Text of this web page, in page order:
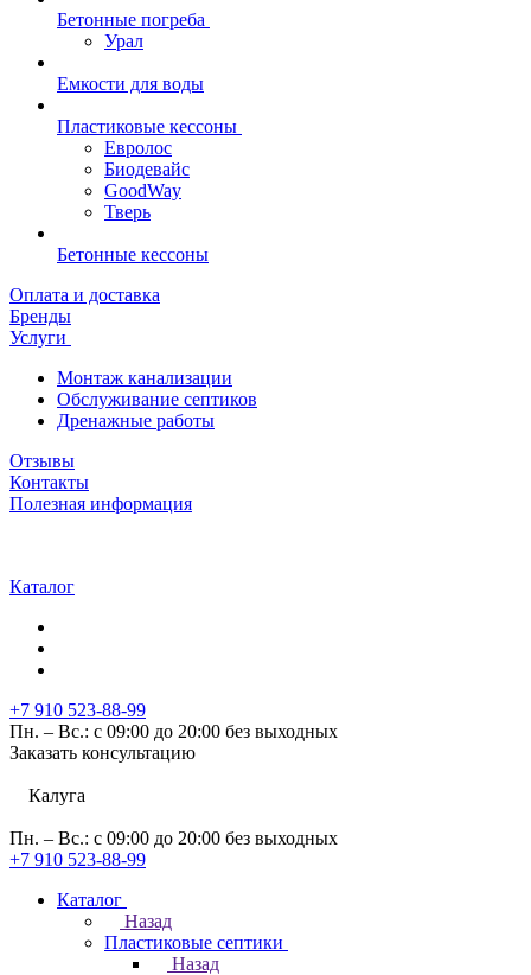
Бетонные погреба
Урал
Емкости для воды
Пластиковые кессоны
Евролос
Биодевайс
GoodWay
Тверь
Бетонные кессоны
Оплата и доставка
Бренды
Услуги
Монтаж канализации
Обслуживание септиков
Дренажные работы
Отзывы
Контакты
Полезная информация
Каталог
+7 910 523-88-99
Пн. – Вс.: с 09:00 до 20:00 без выходных
Заказать консультацию
Калуга
Пн. – Вс.: с 09:00 до 20:00 без выходных
+7 910 523-88-99
Каталог
Назад
Пластиковые септики
Назад